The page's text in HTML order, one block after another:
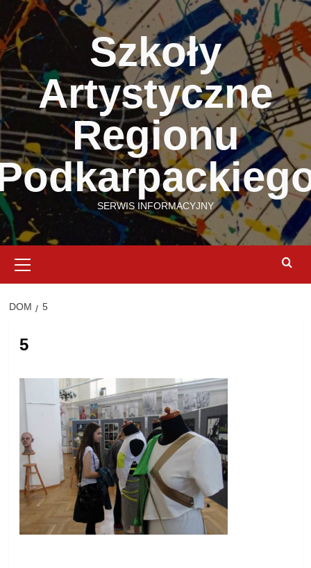
Przejdź
do
treści
Szkoły
Artystyczne
Regionu
SERWIS INFORMACYJNY
podstawowe
DOM 5
5